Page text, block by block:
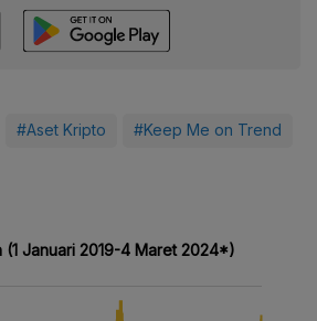
#Aset Kripto #Keep Me on Trend